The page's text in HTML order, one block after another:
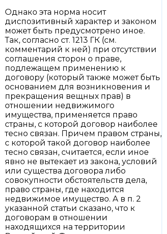
Однако эта норма носит
диспозитивный характер и законом
может быть предусмотрено иное.
Так, согласно ст. 1213 ГК (см.
комментарий к ней) при отсутствии
соглашения сторон о праве,
подлежащем применению к
договору (который также может быть
основанием для возникновения и
прекращения вещных прав) в
отношении недвижимого
имущества, применяется право
страны, с которой договор наиболее
тесно связан. Причем правом страны,
с которой такой договор наиболее
тесно связан, считается, если иное
явно не вытекает из закона, условий
или существа договора либо
совокупности обстоятельств дела,
право страны, где находится
недвижимое имущество. А в п. 2
указанной статьи сказано, что к
договорам в отношении
находящихся на территории